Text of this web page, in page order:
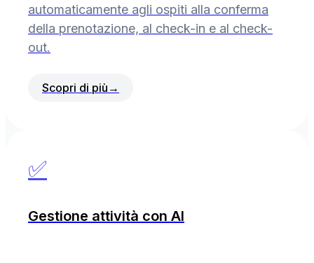
automaticamente agli ospiti alla conferma
della prenotazione, al check-in e al check-
out.
Scopri di più →
✅
Gestione attività con AI